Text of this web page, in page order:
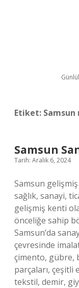
Etiket:
Samsun
Tarih: Aralık 6, 2024
Samsun
sağlık, sanayi,
gelişmiş kenti
önceliğe sahip
Samsun’da
çevresinde
çimento, gübre,
parçaları, çeşitli
tekstil, demir,